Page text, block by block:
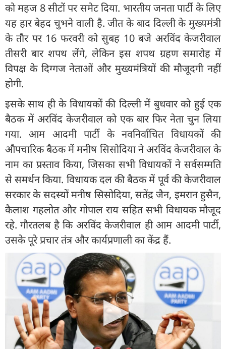
को महज 8 सीटों पर समेट दिया. भारतीय जनता पार्टी के लिए
यह हार बेहद चुभने वाली है. जीत के बाद दिल्ली के मुख्यमंत्री
के तौर पर 16 फरवरी को सुबह 10 बजे अरविंद केजरीवाल
तीसरी बार शपथ लेंगे, लेकिन इस शपथ ग्रहण समारोह में
विपक्ष के दिग्गज नेताओं और मुख्यमंत्रियों की मौजूदगी नहीं
होगी.
इसके साथ ही के विधायकों की दिल्ली में बुधवार को हुई एक
बैठक में अरविंद केजरीवाल को एक बार फिर नेता चुन लिया
गया. आम आदमी पार्टी के नवनिर्वाचित विधायकों की
औपचारिक बैठक में मनीष सिसोदिया ने अरविंद केजरीवाल के
नाम का प्रस्ताव किया, जिसका सभी विधायकों ने सर्वसम्मति
से समर्थन किया. विधायक दल की बैठक में पूर्व की केजरीवाल
सरकार के सदस्यों मनीष सिसोदिया, सतेंद्र जैन, इमरान हुसैन,
कैलाश गहलोत और गोपाल राय सहित सभी विधायक मौजूद
रहे. गौरतलब है कि अरविंद केजरीवाल ही आम आदमी पार्टी,
उसके पूरे प्रचार तंत्र और कार्यप्रणाली का केंद्र हैं.